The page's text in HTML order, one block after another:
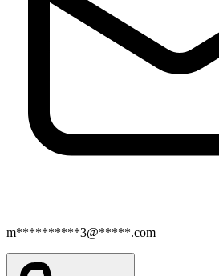
m**********3@*****.com